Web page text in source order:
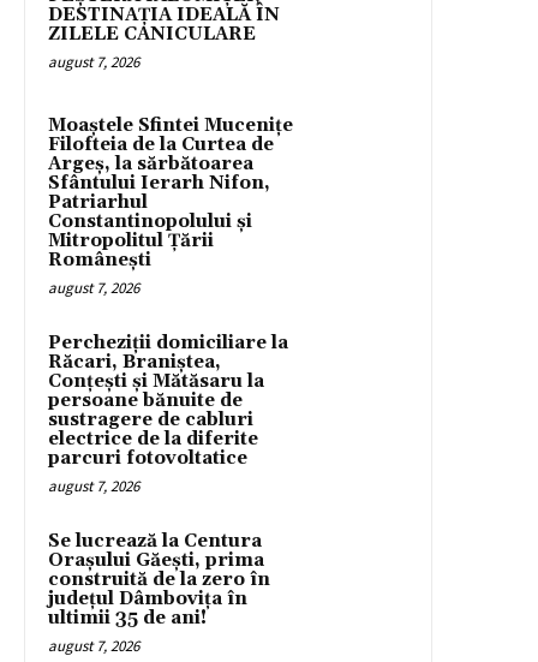
DESTINAȚIA IDEALĂ ÎN
ZILELE CANICULARE
august 7, 2026
Moaștele Sfintei Mucenițe
Filofteia de la Curtea de
Argeș, la sărbătoarea
Sfântului Ierarh Nifon,
Patriarhul
Constantinopolului și
Mitropolitul Țării
Românești
august 7, 2026
Percheziții domiciliare la
Răcari, Braniștea,
Conțești și Mătăsaru la
persoane bănuite de
sustragere de cabluri
electrice de la diferite
parcuri fotovoltatice
august 7, 2026
Se lucrează la Centura
Orașului Găești, prima
construită de la zero în
județul Dâmbovița în
ultimii 35 de ani!
august 7, 2026